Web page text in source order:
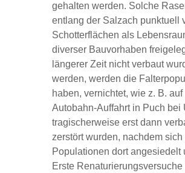
gehalten werden. Solche
entlang der Salzach punktuell
Schotterflächen als
diverser Bauvorhaben
längerer Zeit nicht verbaut
werden, werden die
haben, vernichtet, wie z. B.
Autobahn-Auffahrt in Puch
tragischerweise erst dann
zerstört wurden, nachdem
Populationen dort angesiedelt
Erste